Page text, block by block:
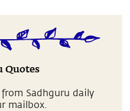
Quotes
Sadhguru daily
mailbox.